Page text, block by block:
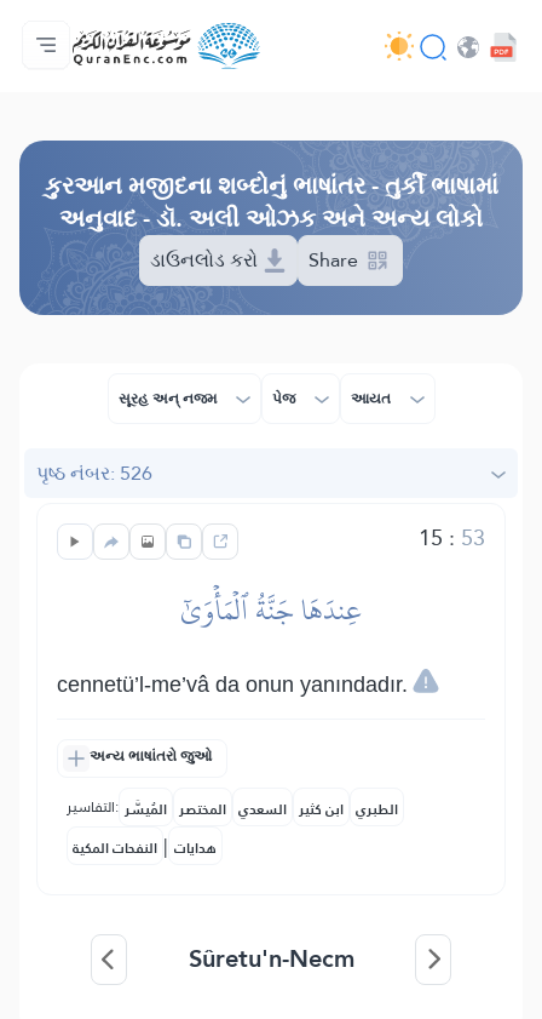
મુખ્ય પેજ
ભાષાંતરોની યાદી
Audio
વિકાસકની સેવાઓ - API
પ્રોજેકટ વિશે
અમારો સંપર્ક
ભાષા
કુરઆન મજીદના શબ્દોનું ભાષાંતર - તુર્કી ભાષામાં
અનુવાદ - ડૉ. અલી ઓઝક અને અન્ય લોકો
ડાઉનલોડ કરો Share
સૂરહ અન્ નજમ પેજ આયત
પૃષ્ઠ નંબર: 526
15 : 53
عِندَهَا جَنَّةُ ٱلۡمَأۡوَىٰٓ
cennetü’l-me’vâ da onun yanındadır.
અન્ય ભાષાંતરો જુઓ
التفاسير: المُيسَّر المختصر السعدي ابن كثير الطبري
النفحات المكية | هدايات
Sûretu'n-Necm